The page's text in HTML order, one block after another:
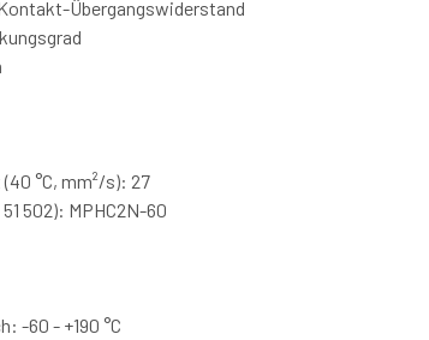
Übergangswiderstand
°C, mm²/s): 27
502): MPHC2N-60
-60 - +190 °C